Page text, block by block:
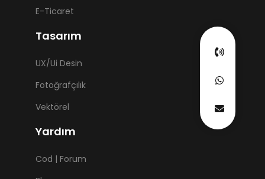
E-Ticaret
Tasarım
UX/Ui Desin
Fotoğrafçılık
Vektörel
Yardım
Cod | Forum